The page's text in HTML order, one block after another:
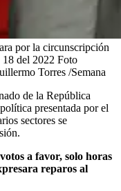
por la circunscripción
del 2022 Foto
Torres /Semana
de la República
presentada por el
sectores se
a favor, solo horas
reparos al